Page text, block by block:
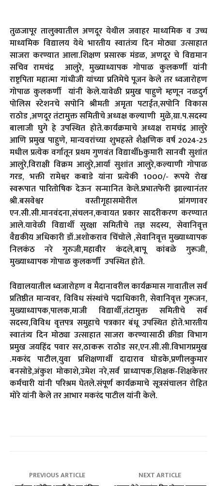
तुळजापूर तालुक्यातील अणदूर येथील जवाहर माध्यमिक व उच्च
माध्यमिक विद्यालय येथे भारतीय स्वातंत्र्य दिन मोठ्या उत्साहात
साजरा करण्यात आला.शिक्षण प्रसारक मंडळ, अणदूर चे विद्यमान
सचिव रामचंद्र आलुरे, मुख्याध्यापक गोपाळ कुलकर्णी यांनी
राष्ट्रपिता महात्मा गांधीजी यांच्या प्रतिमेचे पूजन केले तर ध्वजारोहण
गोपाळ कुलकर्णी यांनी केले.यावेळी प्रमुख पाहुणे म्हणून नळदुर्ग
पोलिस स्टेशनचे सपोनि श्रीमती अमृता पटाईत,सपोनि विकास
राठोड ,अणदूर तंटामुक्त समितीचे अध्यक्ष कल्याणी मुळे,ग्रा.प.सदस्य
बालाजी घुगे हे उपस्थित होते.कार्यक्रमाचे अध्यक्ष रामचंद्र आलुरे
आणि प्रमुख पाहुणे, मान्यवरांच्या शुभहस्ते शैक्षणिक वर्ष 2024-25
मधील प्रत्येक वर्गातून प्रथम गुणवंत विद्यार्थीbकुमारी सानवी सुशांत
आलुरे,विराक्षी विक्रम आलुरे,आर्या सुशांत आलुरे,कल्याणी गोपाळ
गरड, भक्ती रामेश्वर कबाडे यांना प्रत्येकी 1000/- रूपये रोख
स्वरूपात पारितोषिक देऊन सन्मानित केले.प्रभातफेरी झाल्यानंतर
श्री.बसवेश्वर वस्तीगृहासमोरील प्रांगणावर
एन.सी.सी.मानवंदना,संचलन,कवायत प्रकार सादरीकरण करण्यात
आले.यावेळी विद्यार्थी सुरक्षा समितीचे तज्ञ सदस्य, सेवानिवृत्त
वैद्यकीय अधिकारी डॉ.अशोकराव चिंचोले ,सेवानिवृत्त मुख्याध्यापक
निलकंठ नरे गुरुजी,महावीर कंदले,बापू कांबळे गुरूजी,
मुख्याध्यापक गोपाळ कुलकर्णी उपस्थित होते.
विद्यालयातील ध्वजारोहण व मैदानावरील कार्यक्रमास गावातील सर्व
प्रतिष्ठीत मान्यवर, विविध संस्थांचे पदाधिकारी, सेवानिवृत्त गुरूजन,
मुख्याध्यापक,पालक,माजी विद्यार्थी,तंटामुक्त समितीचे सर्व
सदस्य,विविध वृत्तपत्र समुहाचे पत्रकार बंधू उपस्थित होते.भारतीय
स्वातंत्र्य दिन मोठ्या उत्साहात साजरा करण्यासाठी क्रीडा विभाग
प्रमुख जयहिंद पवार सर,ठाकरू राठोड सर,एन.सी.सी.विभागप्रमुख
.मकरंद पाटील,युवा प्रशिक्षणार्थी दादाराव घोडके,प्रणीलकुमार
बनसोडे,अंकुश मोकाशे,उमेश नरे,सर्व प्राध्यापक,शिक्षक-शिक्षकेत्तर
कर्मचारी यांनी परिश्रम घेतले.संपूर्ण कार्यक्रमाचे सूत्रसंचालन रोहित
मोरे यांनी केले तर आभार मकरंद पाटील यांनी केले.
PREVIOUS ARTICLE NEXT ARTICLE